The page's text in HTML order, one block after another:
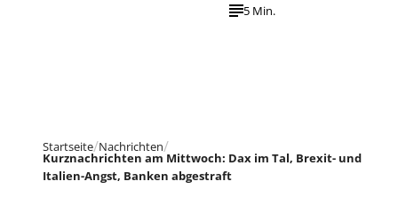
5 Min.
Startseite Nachrichten
Kurznachrichten am Mittwoch: Dax im Tal, Brexit- und
Italien-Angst, Banken abgestraft